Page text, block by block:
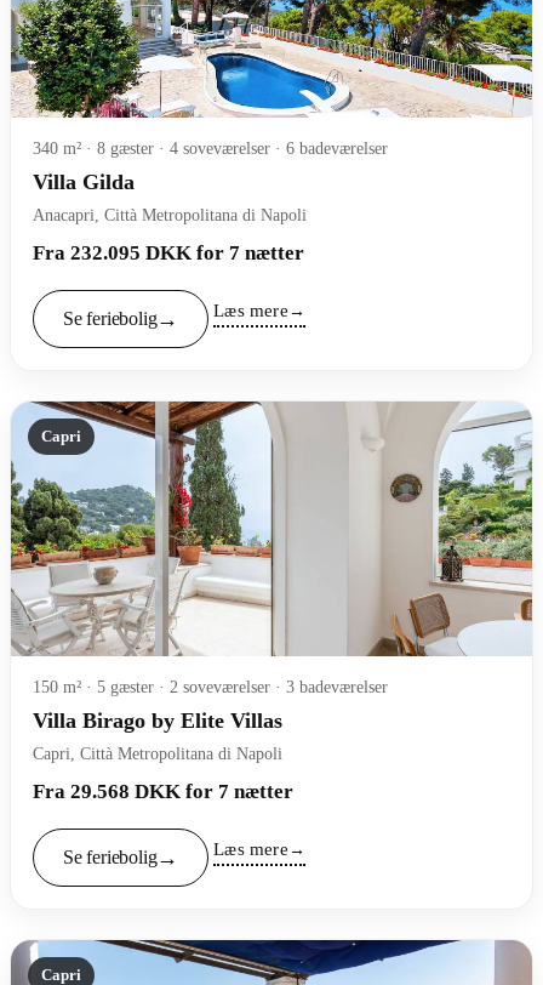
340 m² · 8 gæster · 4 soveværelser · 6 badeværelser
Villa Gilda
Anacapri, Città Metropolitana di Napoli
Fra 232.095 DKK for 7 nætter
Se feriebolig Læs mere
Capri
150 m² · 5 gæster · 2 soveværelser · 3 badeværelser
Villa Birago by Elite Villas
Capri, Città Metropolitana di Napoli
Fra 29.568 DKK for 7 nætter
Se feriebolig Læs mere
Capri